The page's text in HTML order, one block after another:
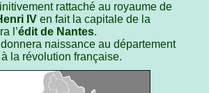
rattaché au royaume de
IV en fait la capitale de la
l’édit de Nantes.
donnera naissance au département
la révolution française.